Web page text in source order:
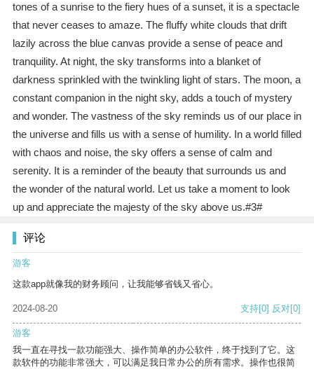
tones of a sunrise to the fiery hues of a sunset, it is a spectacle
that never ceases to amaze. The fluffy white clouds that drift
lazily across the blue canvas provide a sense of peace and
tranquility. At night, the sky transforms into a blanket of
darkness sprinkled with the twinkling light of stars. The moon, a
constant companion in the night sky, adds a touch of mystery
and wonder. The vastness of the sky reminds us of our place in
the universe and fills us with a sense of humility. In a world filled
with chaos and noise, the sky offers a sense of calm and
serenity. It is a reminder of the beauty that surrounds us and
the wonder of the natural world. Let us take a moment to look
up and appreciate the majesty of the sky above us.#3#
评论
游客
这款app就像我的财务顾问，让我能够省钱又省心。
2024-08-20 支持[0] 反对[0]
游客
我一直在寻找一款功能强大、操作简单的办公软件，终于找到了它。这
款软件的功能非常强大，可以满足我日常办公的所有需求。操作也很简